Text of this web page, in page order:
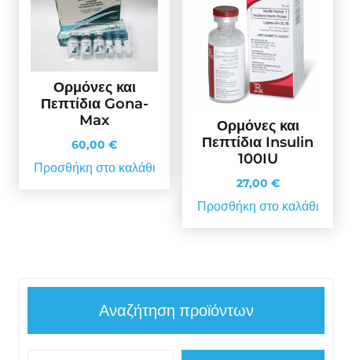
Ορμόνες και
Πεπτίδια Gona-
Max
60,00 €
Προσθήκη στο καλάθι
Ορμόνες και
Πεπτίδια Insulin
100IU
27,00 €
Προσθήκη στο καλάθι
Αναζήτηση προϊόντων